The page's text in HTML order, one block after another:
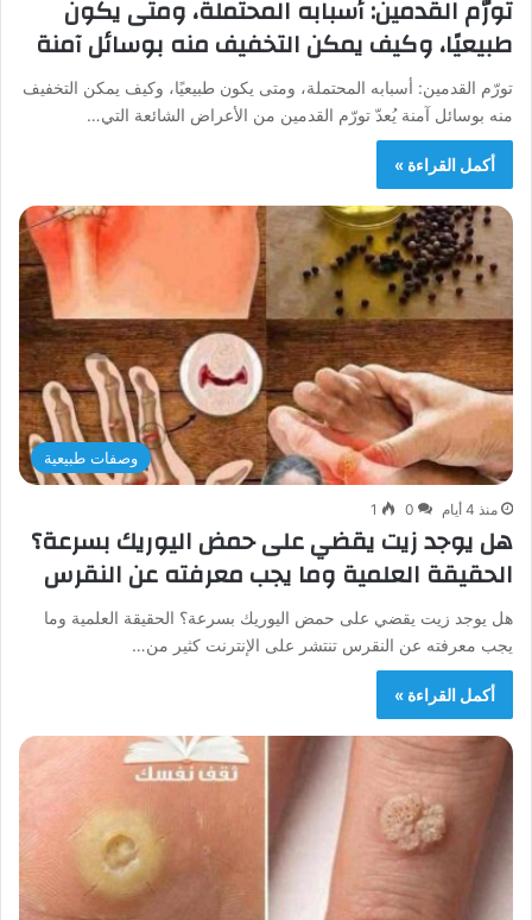
تورّم القدمين: أسبابه المحتملة، ومتى يكون
طبيعيًا، وكيف يمكن التخفيف منه بوسائل آمنة
تورّم القدمين: أسبابه المحتملة، ومتى يكون طبيعيًا، وكيف يمكن التخفيف
منه بوسائل آمنة يُعدّ تورّم القدمين من الأعراض الشائعة التي…
أكمل القراءة »
وصفات طبيعية
منذ 4 أيام 0
1
هل يوجد زيت يقضي على حمض اليوريك بسرعة؟
الحقيقة العلمية وما يجب معرفته عن النقرس
هل يوجد زيت يقضي على حمض اليوريك بسرعة؟ الحقيقة العلمية وما
يجب معرفته عن النقرس تنتشر على الإنترنت كثير من…
أكمل القراءة »